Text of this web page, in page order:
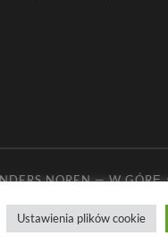
NOREN—W GÓRĘ
Ustawienia plików cookie